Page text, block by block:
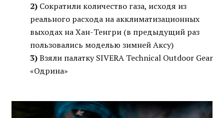
2) Сократили количество газа, исходя из
реального расхода на акклиматизационных
выходах на Хан-Тенгри (в предыдущий раз
пользовались моделью зимней Аксу)
3)Взяли палатку SIVERA Technical Outdoor Gear
«Одрина»